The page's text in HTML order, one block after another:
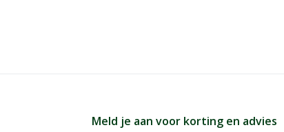
Meld je aan voor korting en advies